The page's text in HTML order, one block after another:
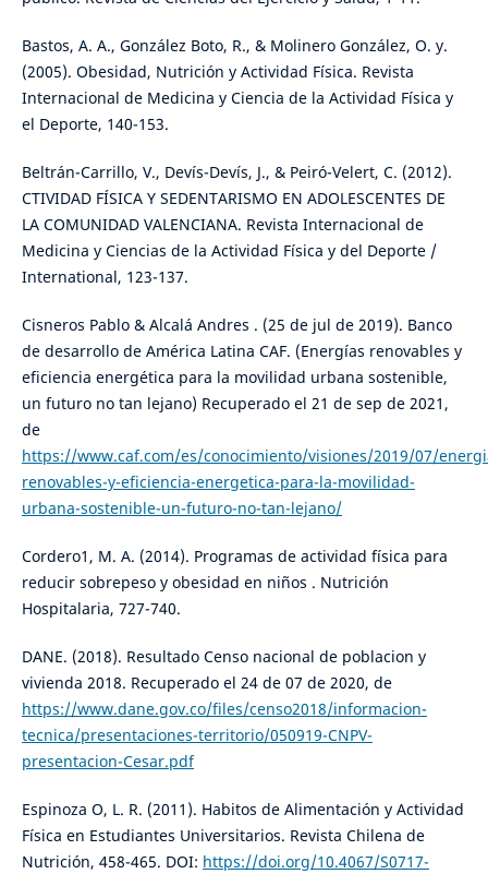
Bastos, A. A., González Boto, R., & Molinero González, O. y.
(2005). Obesidad, Nutrición y Actividad Física. Revista
Internacional de Medicina y Ciencia de la Actividad Física y
el Deporte, 140-153.
Beltrán-Carrillo, V., Devís-Devís, J., & Peiró-Velert, C. (2012).
CTIVIDAD FÍSICA Y SEDENTARISMO EN ADOLESCENTES DE
LA COMUNIDAD VALENCIANA. Revista Internacional de
Medicina y Ciencias de la Actividad Física y del Deporte /
International, 123-137.
Cisneros Pablo & Alcalá Andres . (25 de jul de 2019). Banco
de desarrollo de América Latina CAF. (Energías renovables y
eficiencia energética para la movilidad urbana sostenible,
un futuro no tan lejano) Recuperado el 21 de sep de 2021,
de
https://www.caf.com/es/conocimiento/visiones/2019/07/
renovables-y-eficiencia-energetica-para-la-movilidad-
urbana-sostenible-un-futuro-no-tan-lejano/
Cordero1, M. A. (2014). Programas de actividad física para
reducir sobrepeso y obesidad en niños . Nutrición
Hospitalaria, 727-740.
DANE. (2018). Resultado Censo nacional de poblacion y
vivienda 2018. Recuperado el 24 de 07 de 2020, de
https://www.dane.gov.co/files/censo2018/informacion-
tecnica/presentaciones-territorio/050919-CNPV-
presentacion-Cesar.pdf
Espinoza O, L. R. (2011). Habitos de Alimentación y Actividad
Física en Estudiantes Universitarios. Revista Chilena de
Nutrición, 458-465. DOI: https://doi.org/10.4067/S0717-